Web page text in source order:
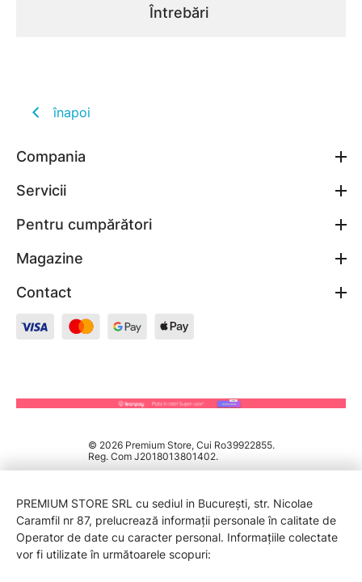
Întrebări
înapoi
Compania
Servicii
Pentru cumpărători
Magazine
Contact
© 2026 Premium Store, Cui Ro39922855.
Reg. Com J2018013801402.
PREMIUM STORE SRL cu sediul in București, str. Nicolae
Caramfil nr 87, prelucrează informații personale în calitate de
Operator de date cu caracter personal. Informațiile colectate
vor fi utilizate în următoarele scopuri: